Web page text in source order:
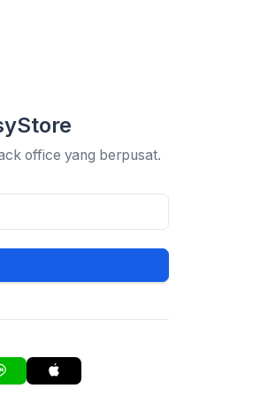
office yang berpusat.